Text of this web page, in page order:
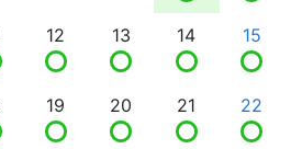
12 13 14 15
19 20 21 22